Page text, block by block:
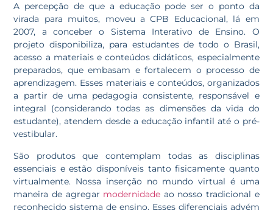
A percepção de que a educação pode ser o ponto da
virada para muitos, moveu a CPB Educacional, lá em
2007, a conceber o Sistema Interativo de Ensino. O
projeto disponibiliza, para estudantes de todo o Brasil,
acesso a materiais e conteúdos didáticos, especialmente
preparados, que embasam e fortalecem o processo de
aprendizagem. Esses materiais e conteúdos, organizados
a partir de uma pedagogia consistente, responsável e
integral (considerando todas as dimensões da vida do
estudante), atendem desde a educação infantil até o pré-
vestibular.
São produtos que contemplam todas as disciplinas
essenciais e estão disponíveis tanto fisicamente quanto
virtualmente. Nossa inserção no mundo virtual é uma
maneira de agregar modernidade ao nosso tradicional e
reconhecido sistema de ensino. Esses diferenciais advém